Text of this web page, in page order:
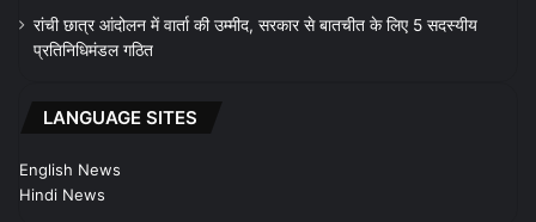
रांची छात्र आंदोलन में वार्ता की उम्मीद, सरकार से बातचीत के लिए 5 सदस्यीय
प्रतिनिधिमंडल गठित
LANGUAGE SITES
English News
Hindi News